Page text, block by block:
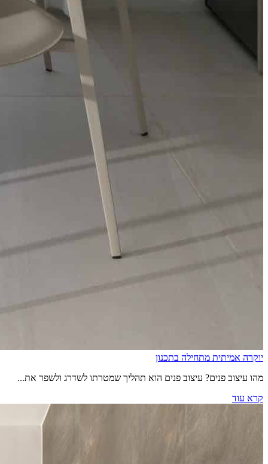
יוקרה אמיתית מתחילה בתכנון
מהו עיצוב פנים? עיצוב פנים הוא תהליך שמטרתו לשדרג ולשפר את...
קרא עוד